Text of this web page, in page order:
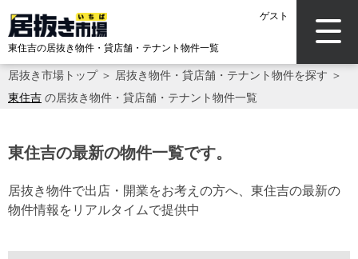
ゲスト
東住吉の居抜き物件・貸店舗・テナント物件一覧
居抜き市場トップ＞ 居抜き物件・貸店舗・テナント物件を探す ＞
東住吉 の居抜き物件・貸店舗・テナント物件一覧
東住吉の最新の物件一覧です。
居抜き物件で出店・開業をお考えの方へ、東住吉の最新の
物件情報をリアルタイムで提供中